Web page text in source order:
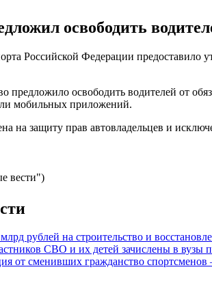
освободить
Российской Федерации предоставило
предложило освободить водителей от
мобильных приложений.
на защиту прав автовладельцев и
вести")